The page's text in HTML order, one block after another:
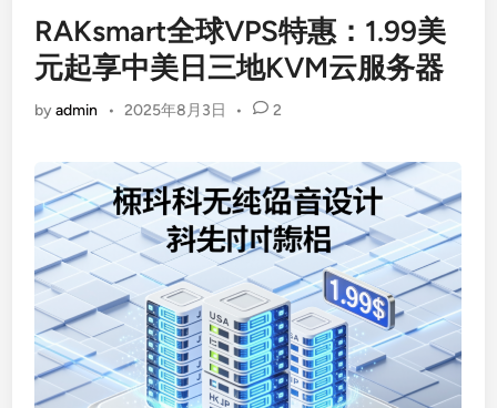
RAKsmart全球VPS特惠：1.99美
元起享中美日三地KVM云服务器
byadmin • 2025年8月3日 • 2